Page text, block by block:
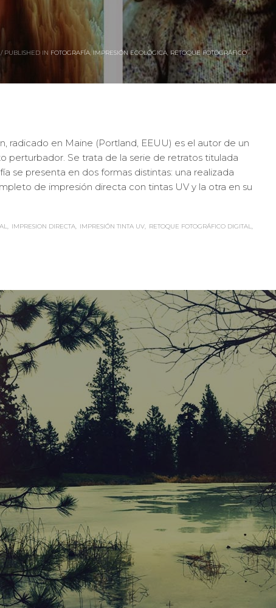
/ PUBLISHED IN FOTOGRAFÍA, IMPRESIÓN ECOLÓGICA, RETOQUE FOTOGRÁFICO
radicado en Maine (Portland, EEUU) es el autor de un
perturbador. Se trata de la serie de retratos titulada
se presenta en dos formas distintas: una realizada
de impresión directa con tintas UV y la otra en su
IMPRESION DIRECTA IMPRESIÓN TINTA UV RETOQUE FOTOGRÁFICO DIGITAL